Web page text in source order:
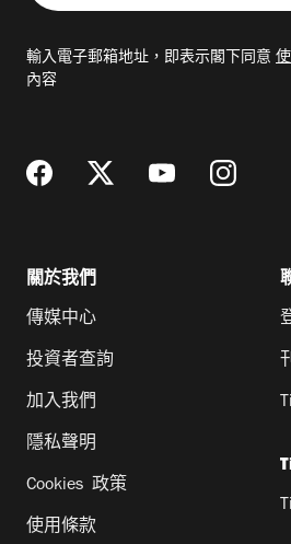
郵
輸入電子郵箱地址，即表示閣下同意
內容
關於我們
傳媒中心
投資者查詢
加入我們
隱私聲明
Cookies 政策
使用條款